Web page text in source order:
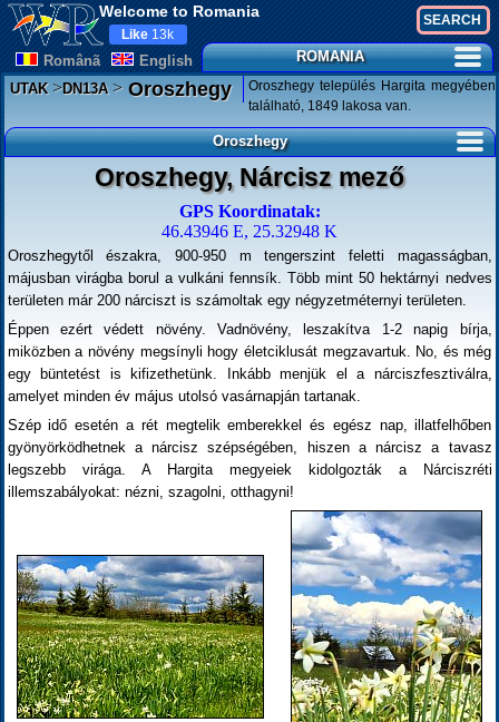
Welcome to Romania
Românã English
Like 13k
ROMANIA
UTAK>DN13A>Oroszhegy
Oroszhegy település Hargita megyében
található, 1849 lakosa van.
Oroszhegy
Oroszhegy, Nárcisz mező
GPS Koordinatak:
46.43946 E, 25.32948 K
Oroszhegytől északra, 900-950 m tengerszint feletti magasságban,
májusban virágba borul a vulkáni fennsík. Több mint 50 hektárnyi nedves
területen már 200 nárciszt is számoltak egy négyzetméternyi területen.
Éppen ezért védett növény. Vadnövény, leszakítva 1-2 napig bírja,
miközben a növény megsínyli hogy életciklusát megzavartuk. No, és még
egy büntetést is kifizethetünk. Inkább menjük el a nárciszfesztiválra,
amelyet minden év május utolsó vasárnapján tartanak.
Szép idő esetén a rét megtelik emberekkel és egész nap, illatfelhőben
gyönyörködhetnek a nárcisz szépségében, hiszen a nárcisz a tavasz
legszebb virága. A Hargita megyeiek kidolgozták a Nárciszréti
illemszabályokat: nézni, szagolni, otthagyni!